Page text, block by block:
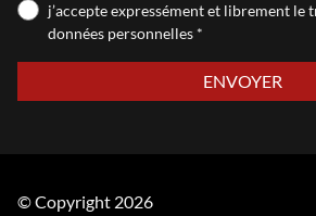
j’accepte expressément et librement le
données personnelles *
© Copyright 2026